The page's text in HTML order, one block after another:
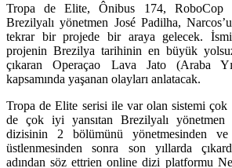
Tropa de Elite, Ônibus 174, RoboCop
Brezilyalı yönetmen José Padilha,
tekrar bir projede bir araya gelecek. İsmi
projenin Brezilya tarihinin en büyük
çıkaran Operaçao Lava Jato (Araba
kapsamında yaşanan olayları anlatacak.
Tropa de Elite serisi ile var olan sistemi
de çok iyi yansıtan Brezilyalı yönetmen
dizisinin 2 bölümünü yönetmesinden ve
üstlenmesinden sonra son yıllarda
adından söz ettrien online dizi platformu